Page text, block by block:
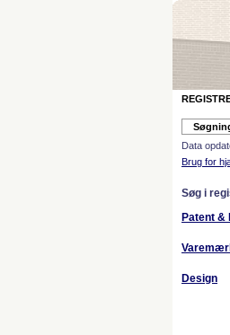
Data
Brug for
Søg i
Patent &
Design